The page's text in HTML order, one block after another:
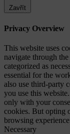
Zavřít
Privacy Overview
This website uses
navigate through
categorized as
essential for the
also use third-party
you use this
only with your
cookies. But opting
browsing
Necessary